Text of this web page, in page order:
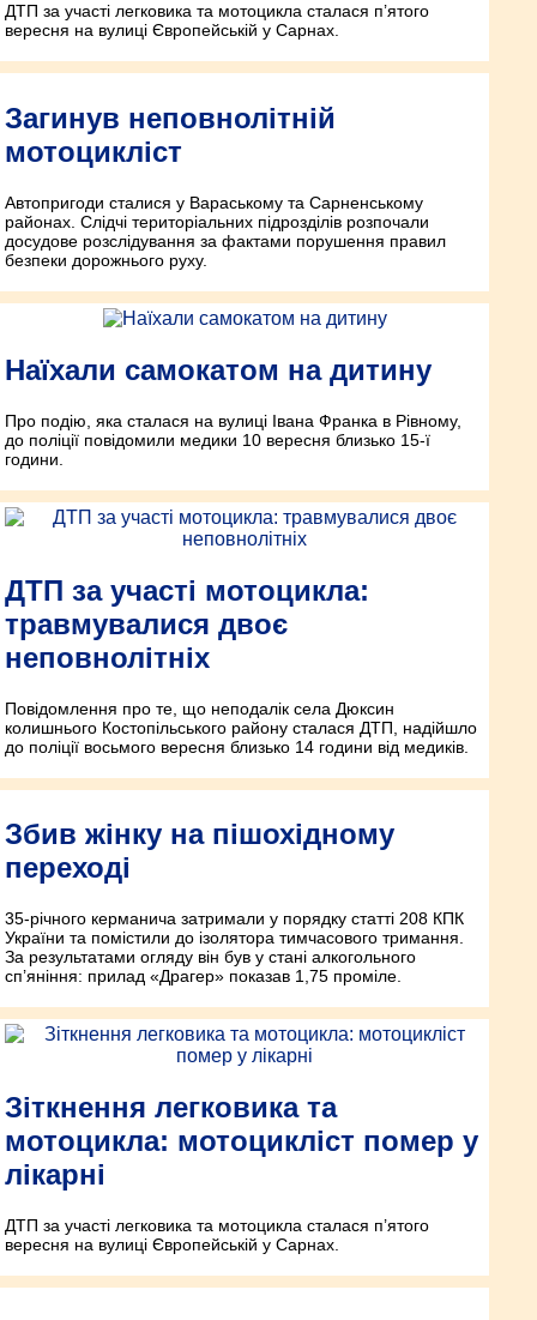
ДТП за участі легковика та мотоцикла сталася п’ятого
вересня на вулиці Європейській у Сарнах.
Загинув неповнолітній
мотоцикліст
Автопригоди сталися у Вараському та Сарненському
районах. Слідчі територіальних підрозділів розпочали
досудове розслідування за фактами порушення правил
безпеки дорожнього руху.
Наїхали самокатом на дитину
Про подію, яка сталася на вулиці Івана Франка в Рівному,
до поліції повідомили медики 10 вересня близько 15-ї
години.
ДТП за участі мотоцикла:
травмувалися двоє
неповнолітніх
Повідомлення про те, що неподалік села Дюксин
колишнього Костопільського району сталася ДТП, надійшло
до поліції восьмого вересня близько 14 години від медиків.
Збив жінку на пішохідному
переході
35-річного керманича затримали у порядку статті 208 КПК
України та помістили до ізолятора тимчасового тримання.
За результатами огляду він був у стані алкогольного
сп’яніння: прилад «Драгер» показав 1,75 проміле.
Зіткнення легковика та
мотоцикла: мотоцикліст помер у
лікарні
ДТП за участі легковика та мотоцикла сталася п’ятого
вересня на вулиці Європейській у Сарнах.